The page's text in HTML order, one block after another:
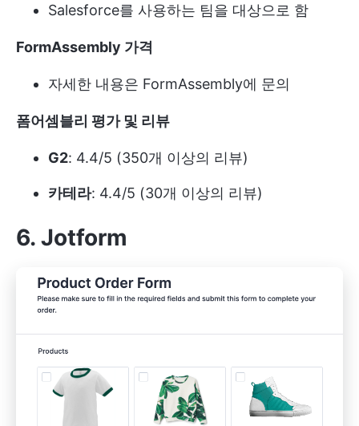
Salesforce를 사용하는 팀을 대상으로 함
FormAssembly 가격
자세한 내용은 FormAssembly에 문의
폼어셈블리 평가 및 리뷰
G2: 4.4/5 (350개 이상의 리뷰)
카테라: 4.4/5 (30개 이상의 리뷰)
6. Jotform